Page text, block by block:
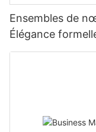
Ensembles de
Élégance